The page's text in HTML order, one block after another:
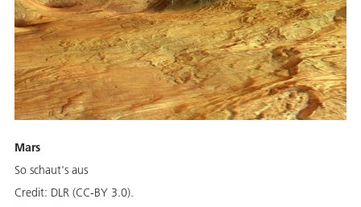
Mars
So schaut's aus
Credit: DLR (CC-BY 3.0).